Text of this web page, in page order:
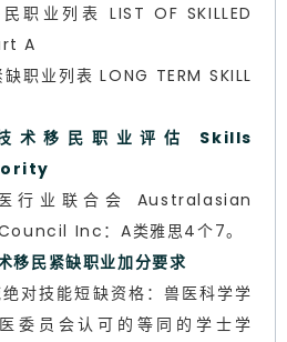
职业列表 LIST OF SKILLED
A
职业列表 LONG TERM SKILL
术移民职业评估 Skills
行业联合会 Australasian
Inc：A类雅思4个7。
移民紧缺职业加分要求
对技能短缺资格：兽医科学学
委员会认可的等同的学士学